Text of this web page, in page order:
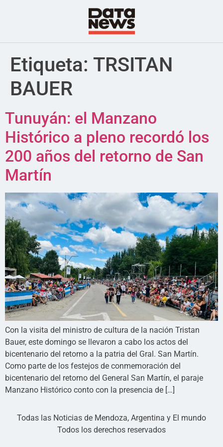
Etiqueta: TRSITAN
BAUER
Tunuyán: el Manzano
Histórico a pleno recordó los
200 años del retorno de San
Martín
Con la visita del ministro de cultura de la nación Tristan
Bauer, este domingo se llevaron a cabo los actos del
bicentenario del retorno a la patria del Gral. San Martín.
Como parte de los festejos de conmemoración del
bicentenario del retorno del General San Martín, el paraje
Manzano Histórico conto con la presencia de […]
Todas las Noticias de Mendoza, Argentina y El mundo
Todos los derechos reservados